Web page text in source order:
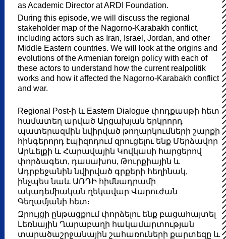
as Academic Director at ARDI Foundation.
During this episode, we will discuss the regional
stakeholder map of the Nagorno-Karabakh conflict,
including actors such as Iran, Israel, Jordan, and other
Middle Eastern countries. We will look at the origins and
evolutions of the Armenian foreign policy with each of
these actors to understand how the current realpolitik
works and how it affected the Nagorno-Karabakh conflict
and war.
Regional Post-ի և Eastern Dialogue փոդքասթի հետ
համատեղ արված Արցախյան երկրորդ
պատերազմին նվիրված թողարկումների շարքի
հինգերորդ էպիզոդում զրուցելու ենք Մերձավոր
Արևելքի և Հարավային Կովկասի հարցերով
փորձագետ, դասախոս, Թուրքիային և
Ադրբեջանին նվիրված գրքերի հեղինակ,
ինչպես նաև ԱՌԴԻ հիմնադրամի
ակադեմիական ղեկավար Վարուժան
Գեղամյանի հետ։
Զրույցի ընթացքում փորձելու ենք բացահայտել
Լեռնային Ղարաբաղի հակամարտության
տարածաշրջանային շահառուների քարտեզը և